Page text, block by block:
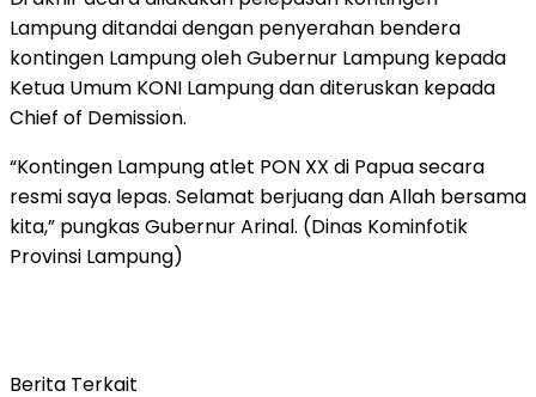
Lampung ditandai dengan penyerahan bendera
kontingen Lampung oleh Gubernur Lampung kepada
Ketua Umum KONI Lampung dan diteruskan kepada
Chief of Demission.
“Kontingen Lampung atlet PON XX di Papua secara
resmi saya lepas. Selamat berjuang dan Allah bersama
kita,” pungkas Gubernur Arinal. (Dinas Kominfotik
Provinsi Lampung)
Berita Terkait